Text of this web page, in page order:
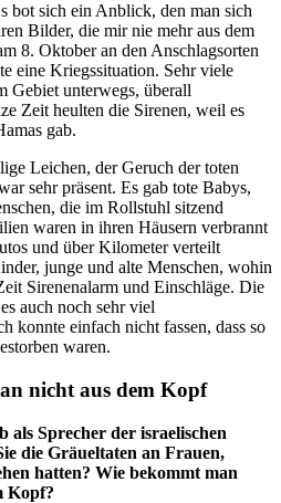
bot sich ein Anblick, den man sich
Bilder, die mir nie mehr aus dem
8. Oktober an den Anschlagsorten
eine Kriegssituation. Sehr viele
Gebiet unterwegs, überall
Zeit heulten die Sirenen, weil es
gab.
Leichen, der Geruch der toten
sehr präsent. Es gab tote Babys,
die im Rollstuhl sitzend
waren in ihren Häusern verbrannt
und über Kilometer verteilt
junge und alte Menschen, wohin
Sirenenalarm und Einschläge. Die
auch noch sehr viel
konnte einfach nicht fassen, dass so
waren.
nicht aus dem Kopf
als Sprecher der israelischen
die Gräueltaten an Frauen,
hatten? Wie bekommt man
Kopf?